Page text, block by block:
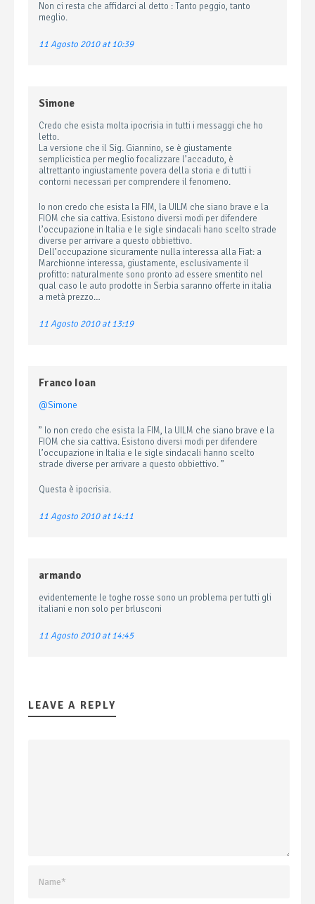
Non ci resta che affidarci al detto : Tanto peggio, tanto
meglio.
11 Agosto 2010 at 10:39
Simone
Credo che esista molta ipocrisia in tutti i messaggi che ho
letto.
La versione che il Sig. Giannino, se è giustamente
semplicistica per meglio focalizzare l’accaduto, è
altrettanto ingiustamente povera della storia e di tutti i
contorni necessari per comprendere il fenomeno.
Io non credo che esista la FIM, la UILM che siano brave e la
FIOM che sia cattiva. Esistono diversi modi per difendere
l’occupazione in Italia e le sigle sindacali hano scelto strade
diverse per arrivare a questo obbiettivo.
Dell’occupazione sicuramente nulla interessa alla Fiat: a
Marchionne interessa, giustamente, esclusivamente il
profitto: naturalmente sono pronto ad essere smentito nel
qual caso le auto prodotte in Serbia saranno offerte in italia
a metà prezzo…
11 Agosto 2010 at 13:19
Franco Ioan
@Simone
” Io non credo che esista la FIM, la UILM che siano brave e la
FIOM che sia cattiva. Esistono diversi modi per difendere
l’occupazione in Italia e le sigle sindacali hanno scelto
strade diverse per arrivare a questo obbiettivo. ”
Questa è ipocrisia.
11 Agosto 2010 at 14:11
armando
evidentemente le toghe rosse sono un problema per tutti gli
italiani e non solo per brlusconi
11 Agosto 2010 at 14:45
LEAVE A REPLY